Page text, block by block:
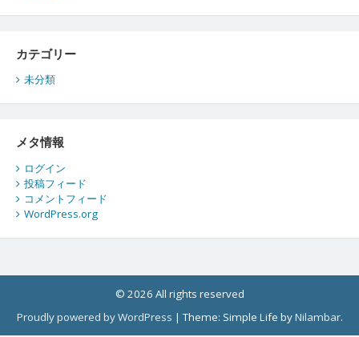
カテゴリー
未分類
メタ情報
ログイン
投稿フィード
コメントフィード
WordPress.org
© 2026 All rights reserved
Proudly powered by WordPress |Theme: Simple Life byNilambar.